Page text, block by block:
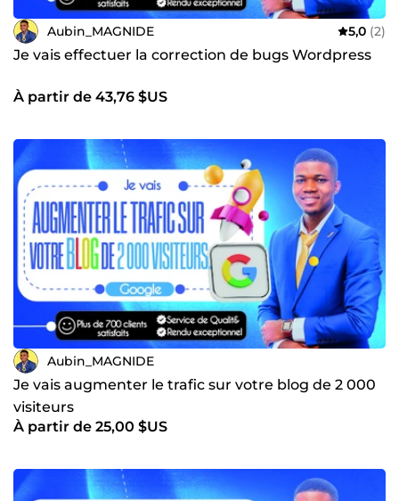
Aubin_MAGNIDE 5,0 (2)
Je vais effectuer la correction de bugs Wordpress
À partir de 43,76 $US
Aubin_MAGNIDE
Je vais augmenter le trafic sur votre blog de 2 000
visiteurs
À partir de 25,00 $US